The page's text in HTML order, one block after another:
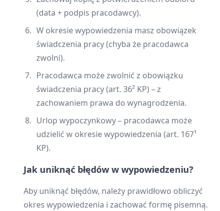
(data + podpis pracodawcy).
W okresie wypowiedzenia masz obowiązek
świadczenia pracy (chyba że pracodawca
zwolni).
Pracodawca może zwolnić z obowiązku
świadczenia pracy (art. 36² KP) – z
zachowaniem prawa do wynagrodzenia.
Urlop wypoczynkowy – pracodawca może
udzielić w okresie wypowiedzenia (art. 167¹
KP).
Jak uniknąć błędów w wypowiedzeniu?
Aby uniknąć błędów, należy prawidłowo obliczyć
okres wypowiedzenia i zachować formę pisemną.